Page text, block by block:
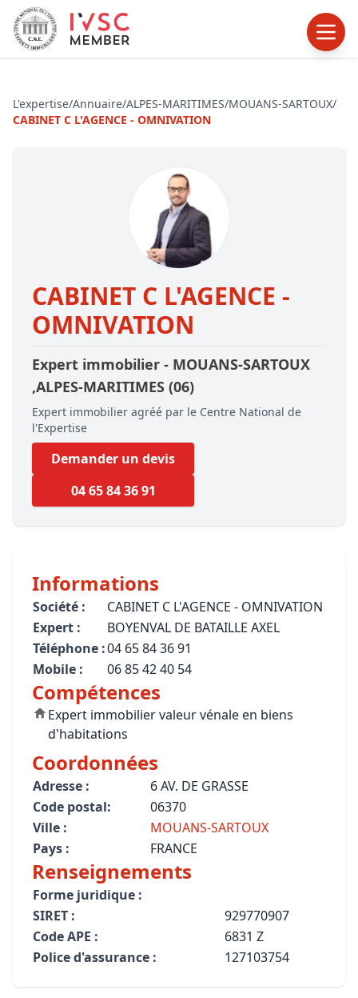
L'expertise/Annuaire/ALPES-MARITIMES/MOUANS-SARTOUX/
CABINET C L'AGENCE - OMNIVATION
CABINET C L'AGENCE -
OMNIVATION
Expert immobilier - MOUANS-SARTOUX
,ALPES-MARITIMES (06)
Expert immobilier agréé par le Centre National de
l'Expertise
Demander un devis
04 65 84 36 91
Informations
Société :
CABINET C L'AGENCE - OMNIVATION
Expert :
BOYENVAL DE BATAILLE AXEL
Téléphone :04 65 84 36 91
Mobile :
06 85 42 40 54
Compétences
Expert immobilier valeur vénale en biens
d'habitations
Coordonnées
Adresse :
6 AV. DE GRASSE
Code postal:
06370
Ville :
MOUANS-SARTOUX
Pays :
FRANCE
Renseignements
Forme juridique :
SIRET :
929770907
Code APE :
6831 Z
Police d'assurance :
127103754